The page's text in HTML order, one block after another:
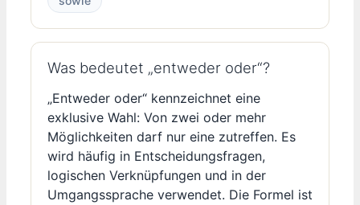
Was bedeutet „entweder oder“?
„Entweder oder“ kennzeichnet eine
exklusive Wahl: Von zwei oder mehr
Möglichkeiten darf nur eine zutreffen. Es
wird häufig in Entscheidungsfragen,
logischen Verknüpfungen und in der
Umgangssprache verwendet. Die Formel ist